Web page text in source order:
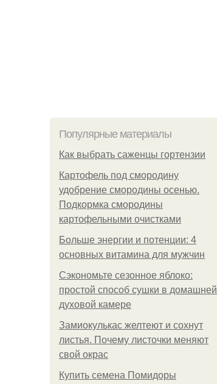
Популярные материалы
Как выбрать саженцы гортензии
Картофель под смородину
удобрение смородины осенью.
Подкормка смородины
картофельными очистками
Больше энергии и потенции: 4
основных витамина для мужчин
Сэкономьте сезонное яблоко:
простой способ сушки в домашней
духовой камере
Замиокулькас желтеют и сохнут
листья. Почему листочки меняют
свой окрас
Купить семена Помидоры